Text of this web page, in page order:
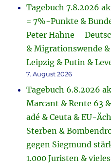
Tagebuch 7.8.2026
= 7%-Punkte &
Peter Hahne –
& Migrationswende
Leipzig & Putin &
7. August 2026
Tagebuch 6.8.2026
Marcant & Rente 63
adé & Ceuta & EU-
Sterben &
gegen Siegmund
1.000 Juristen &